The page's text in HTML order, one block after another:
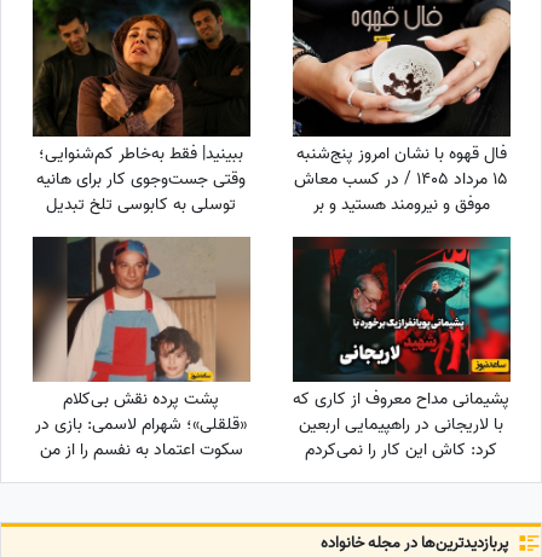
فال قهوه با نشان امروز پنج‌شنبه
15 مرداد 1405 / در کسب معاش
موفق و نیرومند هستید و بر
دشمنان غلبه می‌کنید مخصوصا
بر ...
ببینید| فقط به‌خاطر کم‌شنوایی؛
وقتی جست‌وجوی کار برای هانیه
توسلی به کابوسی تلخ تبدیل
می‌شود
پشیمانی مداح معروف از کاری که
با لاریجانی در راهپیمایی اربعین
کرد: کاش این کار را نمی‌کردم
پشت پرده نقش بی‌کلام
«قلقلی»؛ شهرام لاسمی: بازی در
سکوت اعتماد به نفسم را از من
گرفت! مدیون این بازیگر معروف
خیلی به من کمک کرد+ویدئو
پربازدید‌ترین‌ها در مجله خانواده